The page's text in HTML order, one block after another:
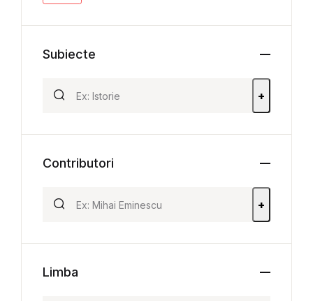
Subiecte
+
Contributori
+
Limba